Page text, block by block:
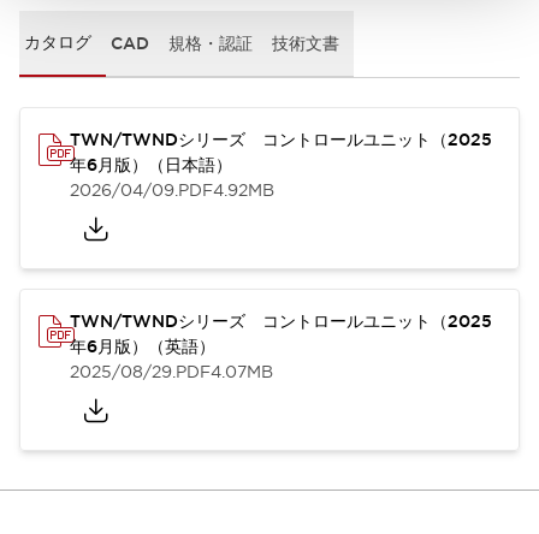
カタログ CAD 規格・認証 技術文書
TWN/TWNDシリーズ コントロールユニット（2025
年6月版）（日本語）
2026/04/09.PDF4.92MB
TWN/TWNDシリーズ コントロールユニット（2025
年6月版）（英語）
2025/08/29.PDF4.07MB